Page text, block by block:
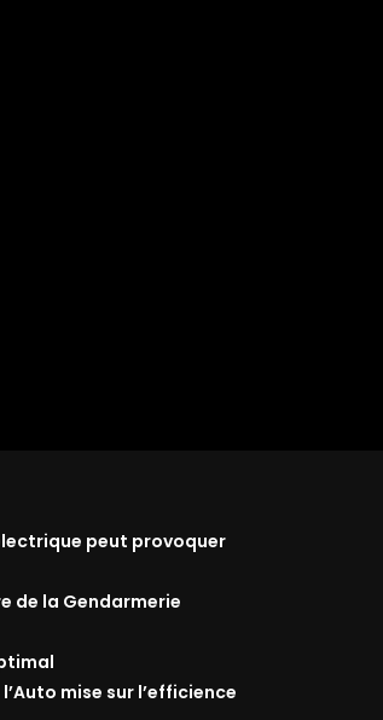
peut provoquer
de la Gendarmerie
mise sur l’efficience